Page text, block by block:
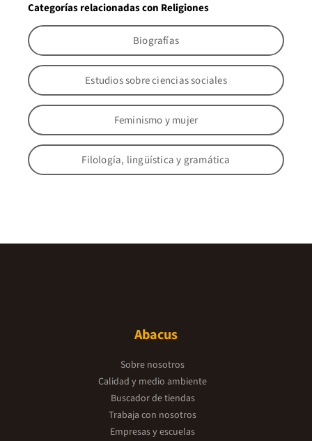
Categorías relacionadas con Religiones
Biografías
Estudios sobre ciencias sociales
Feminismo y mujer
Filología, lingüística y gramática
Abacus
Sobre nosotros
Calidad y medio ambiente
Buscador de tiendas
Trabaja con nosotros
Empresas y escuelas